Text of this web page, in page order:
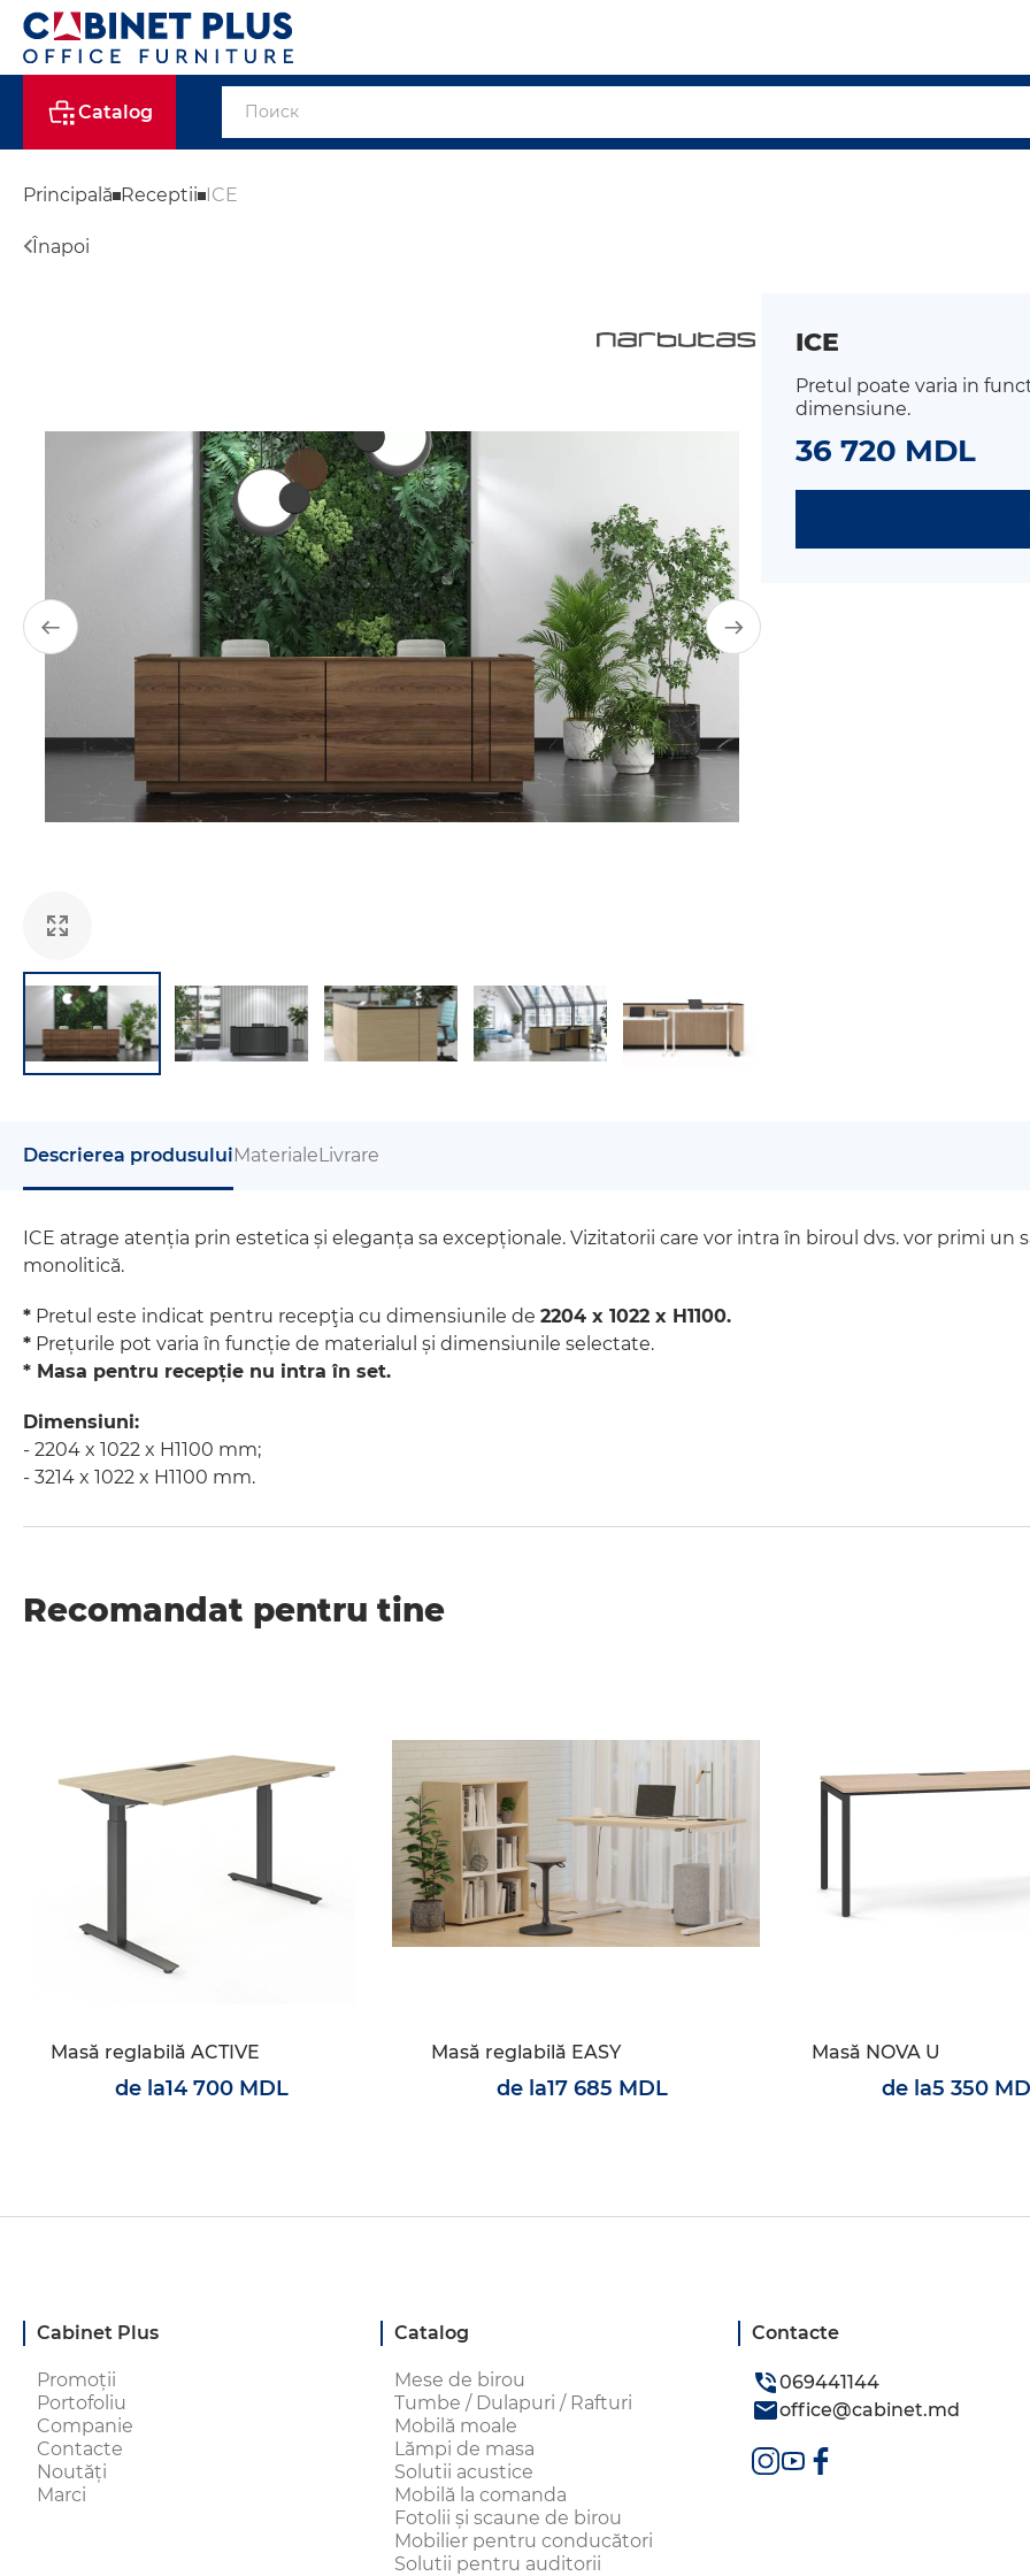
Catalog
Principală Receptii ICE
Înapoi
ICE
Pretul poate varia in
dimensiune.
36 720 MDL
Descrierea produsuluiMaterialeLivrare
ICE atrage atenția prin estetica și eleganța sa excepționale. Vizitatorii care vor intra în biroul dvs. vor primi
monolitică.
* Pretul este indicat pentru recepţia cu dimensiunile de 2204 x 1022 x H1100.
* Prețurile pot varia în funcție de materialul și dimensiunile selectate.
* Masa pentru recepție nu intra în set.
Dimensiuni:
- 2204 x 1022 x H1100 mm;
- 3214 x 1022 x H1100 mm.
Recomandat pentru tine
Masă reglabilă ACTIVE
de la14 700 MDL
Masă reglabilă EASY
de la17 685 MDL
Masă NOVA U
de la5 350
Cabinet Plus
Promoții
Portofoliu
Companie
Contacte
Noutăți
Marci
Catalog
Mese de birou
Tumbe / Dulapuri / Rafturi
Mobilă moale
Lămpi de masa
Solutii acustice
Mobilă la comanda
Fotolii și scaune de birou
Mobilier pentru conducători
Solutii pentru auditorii
Contacte
069441144
office@cabinet.md